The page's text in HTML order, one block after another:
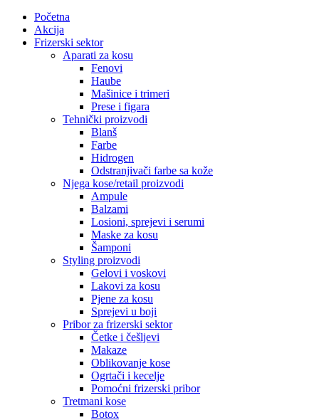
Početna
Akcija
Frizerski sektor
Aparati za kosu
Fenovi
Haube
Mašinice i trimeri
Prese i figara
Tehnički proizvodi
Blanš
Farbe
Hidrogen
Odstranjivači farbe sa kože
Njega kose/retail proizvodi
Ampule
Balzami
Losioni, sprejevi i serumi
Maske za kosu
Šamponi
Styling proizvodi
Gelovi i voskovi
Lakovi za kosu
Pjene za kosu
Sprejevi u boji
Pribor za frizerski sektor
Četke i češljevi
Makaze
Oblikovanje kose
Ogrtači i kecelje
Pomoćni frizerski pribor
Tretmani kose
Botox